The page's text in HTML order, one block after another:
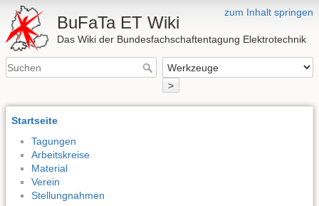
zum Inhalt springen
BuFaTa ET Wiki
Das Wiki der Bundesfachschaftentagung Elektrotechnik
>
Startseite
Tagungen
Arbeitskreise
Material
Verein
Stellungnahmen